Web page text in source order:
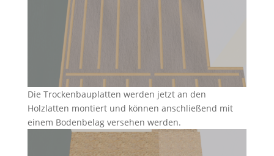
Die Trockenbauplatten werden jetzt an den
Holzlatten montiert und können anschließend mit
einem Bodenbelag versehen werden.